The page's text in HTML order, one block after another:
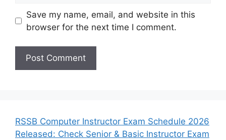
Save my name, email, and website in this
browser for the next time I comment.
RSSB Computer Instructor Exam Schedule 2026
Released: Check Senior & Basic Instructor Exam